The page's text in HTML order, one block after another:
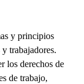
y principios
trabajadores.
los derechos de
de trabajo,